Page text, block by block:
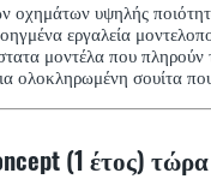
οχημάτων υψηλής
εργαλεία
μοντέλα που πληρούν
ολοκληρωμένη σουίτα
(1 έτος) τώρα